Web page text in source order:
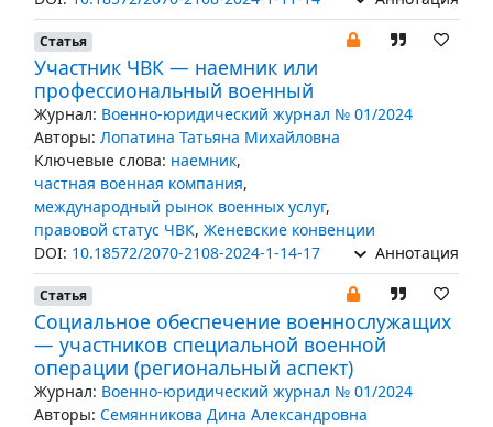
Статья
Участник ЧВК — наемник или
профессиональный военный
Журнал: Военно-юридический журнал № 01/2024
Авторы: Лопатина Татьяна Михайловна
Ключевые слова: наемник,
частная военная компания,
международный рынок военных услуг,
правовой статус ЧВК, Женевские конвенции
DOI: 10.18572/2070-2108-2024-1-14-17 Аннотация
Статья
Социальное обеспечение военнослужащих
— участников специальной военной
операции (региональный аспект)
Журнал: Военно-юридический журнал № 01/2024
Авторы: Семянникова Дина Александровна